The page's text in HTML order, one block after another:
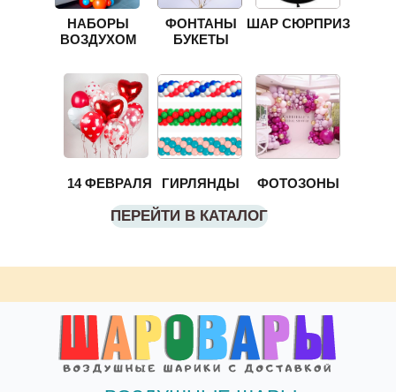
ФОНТАНЫ
БУКЕТЫ
ШАР СЮРПРИЗ
ГИРЛЯНДЫ
ПЕРЕЙТИ В КАТАЛОГ
ФОТОЗОНЫ
14 ФЕВРАЛЯ
НАБОРЫ
ВОЗДУХОМ